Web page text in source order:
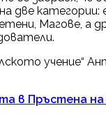
две категории:
Магове, а
учение“
в Пръстена на